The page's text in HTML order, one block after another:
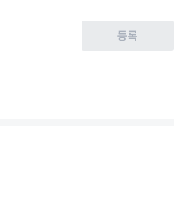
등록